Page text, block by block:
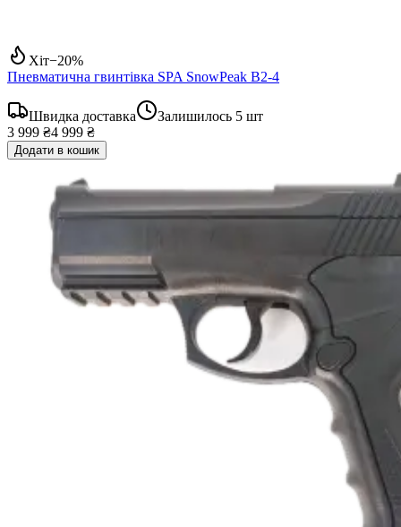
Хіт−20%
Пневматична гвинтівка SPA SnowPeak B2-4
Швидка доставка Залишилось 5 шт
3 999 ₴4 999 ₴
Додати в кошик